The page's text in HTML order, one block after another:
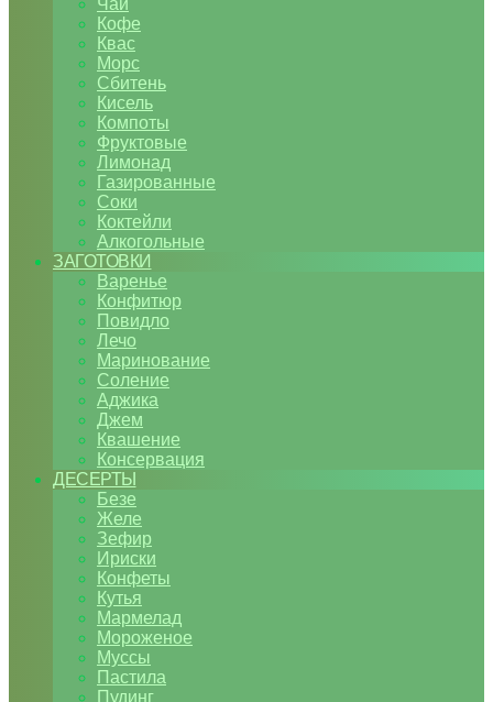
Чай
Кофе
Квас
Морс
Сбитень
Кисель
Компоты
Фруктовые
Лимонад
Газированные
Соки
Коктейли
Алкогольные
ЗАГОТОВКИ
Варенье
Конфитюр
Повидло
Лечо
Маринование
Соление
Аджика
Джем
Квашение
Консервация
ДЕСЕРТЫ
Безе
Желе
Зефир
Ириски
Конфеты
Кутья
Мармелад
Мороженое
Муссы
Пастила
Пудинг